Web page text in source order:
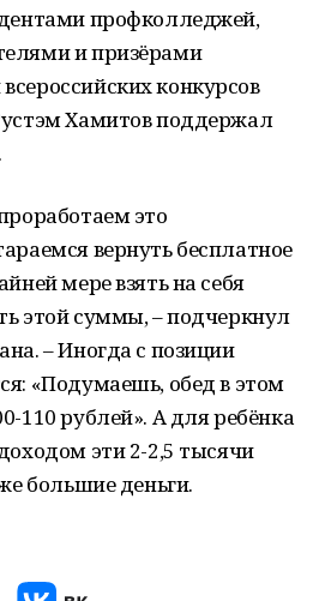
профколледжей,
и призёрами
конкурсов
Хамитов поддержал
это
вернуть бесплатное
мере взять на себя
этой суммы, – подчеркнул
– Иногда с позиции
«Подумаешь, обед в этом
110 рублей». А для ребёнка
эти 2-2,5 тысячи
большие деньги.